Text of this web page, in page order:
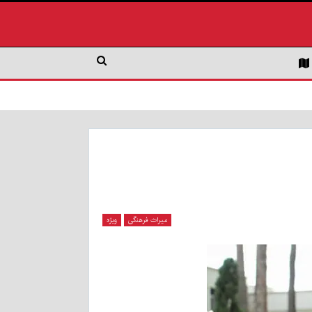
میراث فرهنگی ویژه